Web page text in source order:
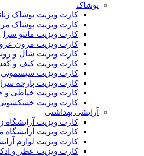
پوشاک
کارت ویزیت پوشاک
کارت ویزیت پوشاک
کارت ویزیت مانتو سرا
کارت ویزیت مزون
کارت ویزیت شال و
کارت ویزیت کیف و
کارت ویزیت سیسمونی
کارت ویزیت پارچه سرا
کارت ویزیت خیاطی و
کارت ویزیت
آرایشی بهداشتی
کارت ویزیت آرایشگاه
کارت ویزیت آرایشگاه
کارت ویزیت لوازم
کارت ویزیت عطر و